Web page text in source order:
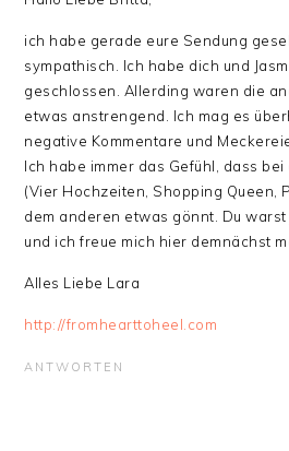
ich habe gerade eure Sendung
sympathisch. Ich habe dich und
geschlossen. Allerding waren die
etwas anstrengend. Ich mag es
negative Kommentare und
Ich habe immer das Gefühl, dass bei
(Vier Hochzeiten, Shopping Queen,
dem anderen etwas gönnt. Du
und ich freue mich hier demnächst
Alles Liebe Lara
http://fromhearttoheel.com
ANTWORTEN